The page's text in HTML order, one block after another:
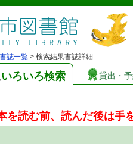
誌一覧 > 検索結果書誌詳細
いろいろ検索 貸出・
を読む前、読んだ後は手